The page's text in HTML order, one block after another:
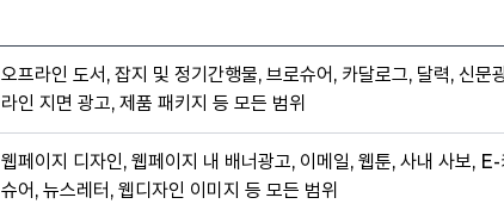
오프라인 도서, 잡지 및 정기간행물, 브로슈어, 카달로그, 달력, 신문
라인 지면 광고, 제품 패키지 등 모든 범위
웹페이지 디자인, 웹페이지 내 배너광고, 이메일, 웹툰, 사내 사보,
슈어, 뉴스레터, 웹디자인 이미지 등 모든 범위